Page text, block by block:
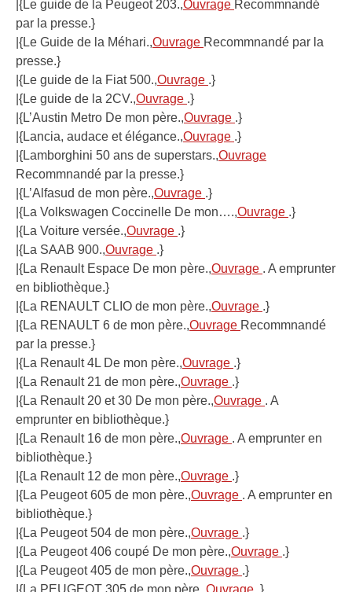
|{Le guide de la Peugeot 203.,Ouvrage Recommnandé
par la presse.}
|{Le Guide de la Méhari.,Ouvrage Recommnandé par la
presse.}
|{Le guide de la Fiat 500.,Ouvrage .}
|{Le guide de la 2CV.,Ouvrage .}
|{L’Austin Metro De mon père.,Ouvrage .}
|{Lancia, audace et élégance.,Ouvrage .}
|{Lamborghini 50 ans de superstars.,Ouvrage
Recommnandé par la presse.}
|{L’Alfasud de mon père.,Ouvrage .}
|{La Volkswagen Coccinelle De mon….,Ouvrage .}
|{La Voiture versée.,Ouvrage .}
|{La SAAB 900.,Ouvrage .}
|{La Renault Espace De mon père.,Ouvrage . A emprunter
en bibliothèque.}
|{La RENAULT CLIO de mon père.,Ouvrage .}
|{La RENAULT 6 de mon père.,Ouvrage Recommnandé
par la presse.}
|{La Renault 4L De mon père.,Ouvrage .}
|{La Renault 21 de mon père.,Ouvrage .}
|{La Renault 20 et 30 De mon père.,Ouvrage . A
emprunter en bibliothèque.}
|{La Renault 16 de mon père.,Ouvrage . A emprunter en
bibliothèque.}
|{La Renault 12 de mon père.,Ouvrage .}
|{La Peugeot 605 de mon père.,Ouvrage . A emprunter en
bibliothèque.}
|{La Peugeot 504 de mon père.,Ouvrage .}
|{La Peugeot 406 coupé De mon père.,Ouvrage .}
|{La Peugeot 405 de mon père.,Ouvrage .}